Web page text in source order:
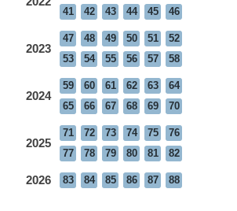
41
42 43 44 45 46
2023
47 48 49 50 51
52
53
54 55 56 57 58
2024
59 60 61 62 63
64
65
66 67 68 69 70
2025
71 72 73 74 75
76
77
78 79 80 81 82
2026 83 84 85 86 87 88